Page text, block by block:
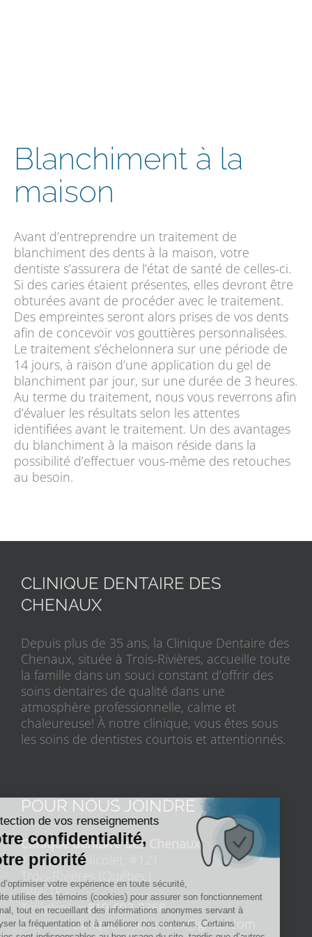
Blanchiment à la
maison
Avant d’entreprendre un traitement de
blanchiment des dents à la maison, votre
dentiste s’assurera de l’état de santé de celles-ci.
Si des caries étaient présentes, elles devront être
obturées avant de procéder avec le traitement.
Des empreintes seront alors prises de vos dents
afin de concevoir vos gouttières personnalisées.
Le traitement s’échelonnera sur une période de
14 jours, à raison d’une application du gel de
blanchiment par jour, sur une durée de 3 heures.
Au terme du traitement, nous vous reverrons afin
d’évaluer les résultats selon les attentes
identifiées avant le traitement. Un des avantages
du blanchiment à la maison réside dans la
possibilité d’effectuer vous-même des retouches
au besoin.
POUR NOUS JOINDRE
Clinique dentaire des Chenaux
1220, Jean-Nicolet, #121
Trois-Rivières (Québec)
G9A 1B2
Téléphone:819-693-3368
Courriel:cliniquedeschenaux@gmail.com
CLINIQUE DENTAIRE DES
CHENAUX
Depuis plus de 35 ans, la Clinique Dentaire des
Chenaux, située à Trois-Rivières, accueille toute
la famille dans un souci constant d’offrir des
soins dentaires de qualité dans une
atmosphère professionnelle, calme et
chaleureuse! À notre clinique, vous êtes sous
les soins de dentistes courtois et attentionnés.